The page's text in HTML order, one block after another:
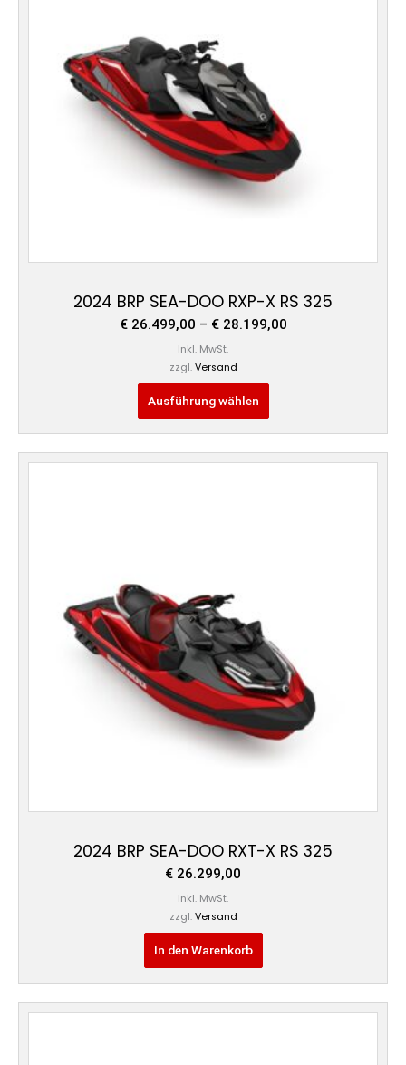
2024 BRP SEA-DOO RXP-X RS 325
€26.499,00 – €28.199,00
Inkl. MwSt.
zzgl. Versand
Ausführung wählen
Die
Optionen
können
auf
der
Produktseite
gewählt
werden
2024 BRP SEA-DOO RXT-X RS 325
€ 26.299,00
Inkl. MwSt.
zzgl. Versand
In den Warenkorb
Preisspanne:
Dieses